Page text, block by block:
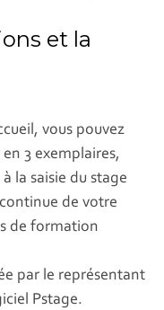
et la
vous pouvez
3 exemplaires,
la saisie du stage
de votre
de formation
par le représentant
Pstage.